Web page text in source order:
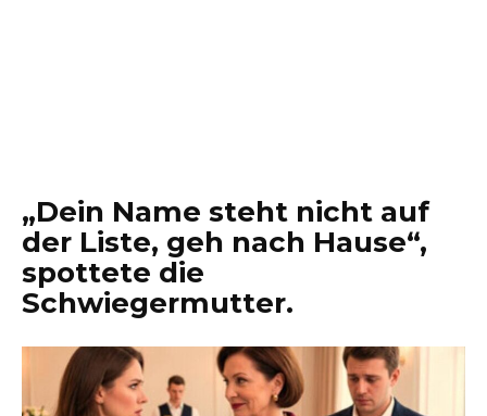
„Dein Name steht nicht auf
der Liste, geh nach Hause“,
spottete die
Schwiegermutter.